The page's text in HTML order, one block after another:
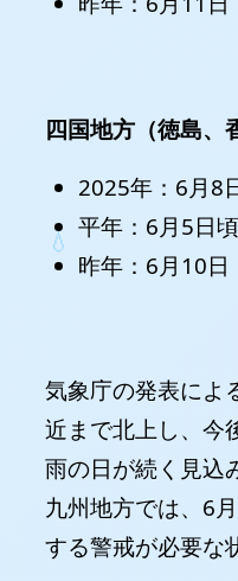
四国地方（徳島、
2025年：6月8
平年：6月5日頃
昨年：6月10日
気象庁の発表によ
近まで北上し、今
雨の日が続く見込
九州地方では、6
する警戒が必要な